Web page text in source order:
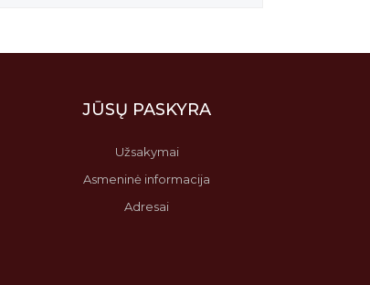
JŪSŲ PASKYRA
Užsakymai
Asmeninė informacija
Adresai